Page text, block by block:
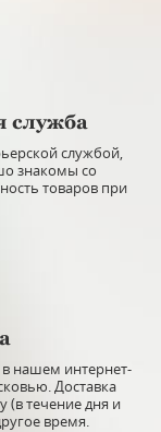
служба
службой,
знакомы со
товаров при
нашем интернет-
Доставка
(в течение дня и
время.